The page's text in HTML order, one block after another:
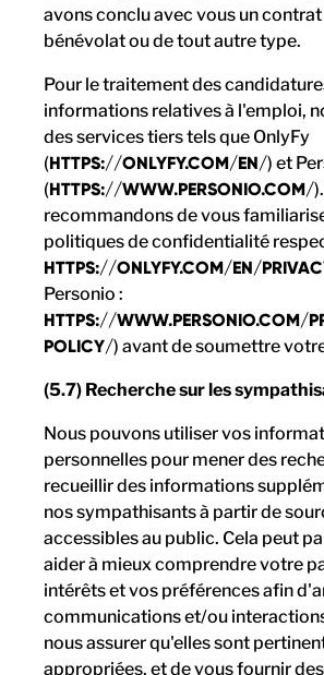
avons conclu avec vous un
bénévolat ou de tout autre type.
Pour le traitement des
informations relatives à l'emploi,
des services tiers tels que OnlyFy
(HTTPS://ONLYFY.COM/EN/) et
(HTTPS://WWW.PERSONIO.COM/
recommandons de vous
politiques de confidentialité
HTTPS://ONLYFY.COM/EN/
Personio :
HTTPS://WWW.PERSONIO.COM/
POLICY/) avant de soumettre
(5.7) Recherche sur les
Nous pouvons utiliser vos
personnelles pour mener des
recueillir des informations
nos sympathisants à partir de
accessibles au public. Cela peut
aider à mieux comprendre votre
intérêts et vos préférences afin
communications et/ou
nous assurer qu'elles sont
appropriées, et de vous fournir